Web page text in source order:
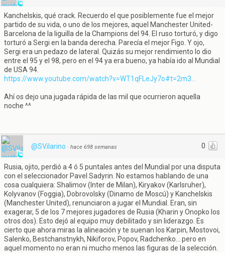
Kanchelskis, qué crack. Recuerdo el que posiblemente fue el mejor
partido de su vida, o uno de los mejores, aquel Manchester United-
Barcelona de la liguilla de la Champions del 94. El ruso torturó, y digo
torturó a Sergi en la banda derecha. Parecía el mejor Figo. Y ojo,
Sergi era un pedazo de lateral. Quizás su mejor rendimiento lo dio
entre el 95 y el 98, pero en el 94 ya era bueno, ya había ido al Mundial
de USA 94.
https://www.youtube.com/watch?v=WT1qFLeJy7o#t=2m3...
Ahí os dejo una jugada rápida de las mil que ocurrieron aquella
noche ^^
0
@SVilarino · hace 698 semanas
Rusia, ojito, perdió a 4 ó 5 puntales antes del Mundial por una disputa
con el seleccionador Pavel Sadyrin. No estamos hablando de una
cosa cualquiera: Shalimov (Inter de Milan), Kiryakov (Karlsruher),
Kolyvanov (Foggia), Dobrovolsky (Dinamo de Moscú) y Kanchelskis
(Manchester United), renunciaron a jugar el Mundial. Eran, sin
exagerar, 5 de los 7 mejores jugadores de Rusia (Kharin y Onopko los
otros dos). Esto dejó al equipo muy debilitado y sin liderazgo. Es
cierto que ahora miras la alineación y te suenan los Karpin, Mostovoi,
Salenko, Bestchanstnykh, Nikiforov, Popov, Radchenko... pero en
aquel momento no eran ni mucho menos las figuras de la selección.